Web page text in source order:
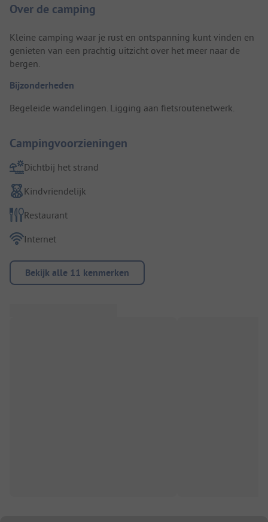
Over de camping
Kleine camping waar je rust en ontspanning kunt vinden en
genieten van een prachtig uitzicht over het meer naar de
bergen.
Bijzonderheden
Begeleide wandelingen. Ligging aan fietsroutenetwerk.
Campingvoorzieningen
Dichtbij het strand
Kindvriendelijk
Restaurant
Internet
Bekijk alle 11 kenmerken